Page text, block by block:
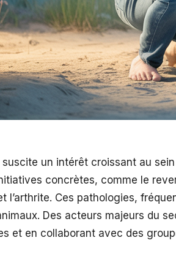
un intérêt croissant au
concrètes, comme le
l’arthrite. Ces pathologies,
Des acteurs majeurs du
et en collaborant avec des